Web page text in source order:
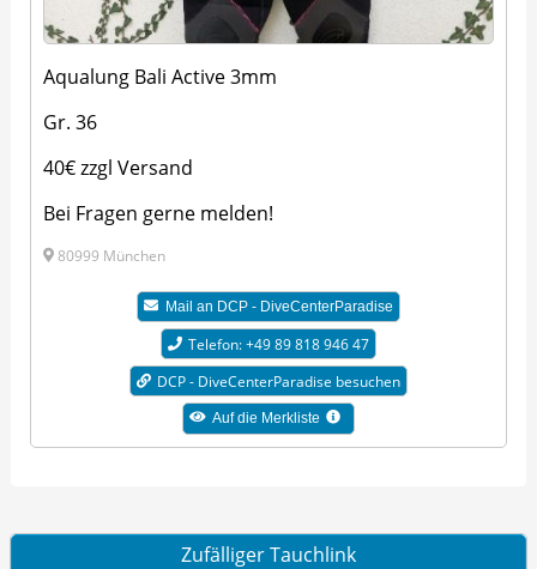
Aqualung Bali Active 3mm
Gr. 36
40€ zzgl Versand
Bei Fragen gerne melden!
80999 München
Mail an DCP - DiveCenterParadise
Telefon: +49 89 818 946 47
DCP - DiveCenterParadise besuchen
Auf die Merkliste
Zufälliger Tauchlink